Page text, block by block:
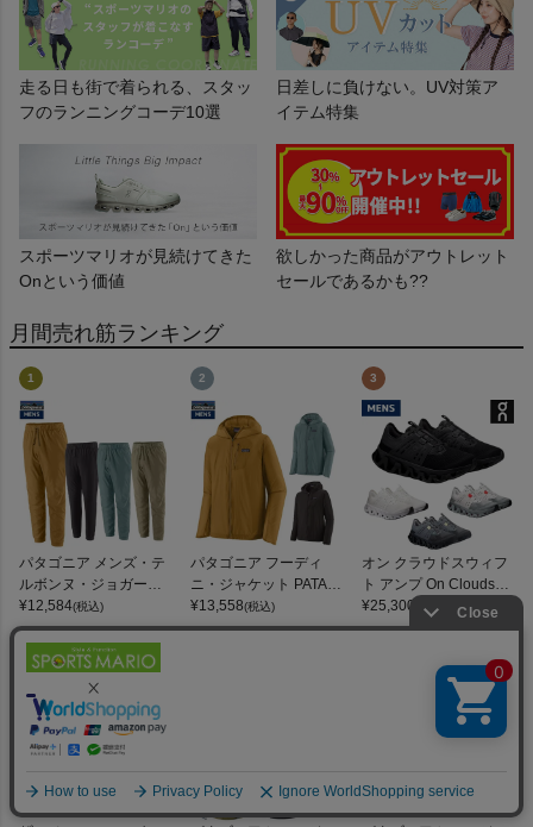
走る日も街で着られる、スタッ
フのランニングコーデ10選
日差しに負けない。UV対策ア
イテム特集
スポーツマリオが見続けてきた
Onという価値
欲しかった商品がアウトレット
セールであるかも??
月間売れ筋ランキング
1
パタゴニア メンズ・テ
ルボンヌ・ジョガーズ
PATAGONIA MS TERR
EBONNE JOGGERS
¥12,584(税込)
2
パタゴニア フーディ
ニ・ジャケット PATAG
ONIA MS HOUDINI JKT
¥13,558(税込)
3
オン クラウドスウィフ
ト アンプ On Cloudswif
t Amp
¥25,300 (税込)
4